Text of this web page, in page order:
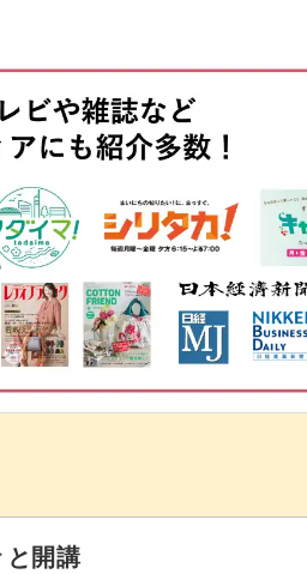
くまでやり直しや練習ができ
あとで調整する方法がありま
学びながら、理想のデザイン
をポイントに入れる方法もご
と開講